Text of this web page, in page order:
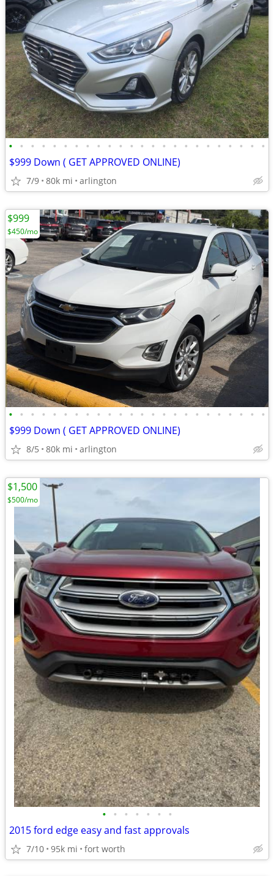
• • • • • • • • • • • • • • • • • • • • • • • •
$999 Down ( GET APPROVED ONLINE)
7/9 80k mi arlington
• • • • • • • • • • • • • • • • • • • • • • • •
$999 Down ( GET APPROVED ONLINE)
8/5 80k mi arlington
$999
$450/mo
• • • • • • •
2015 ford edge easy and fast approvals
7/10 95k mi fort worth
$1,500
$500/mo